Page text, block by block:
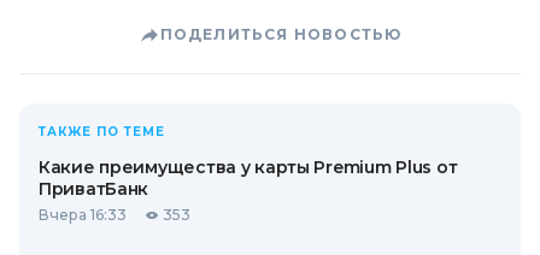
ПОДЕЛИТЬСЯ НОВОСТЬЮ
ТАКЖЕ ПО ТЕМЕ
Какие преимущества у карты Premium Plus от
ПриватБанк
Вчера 16:33 353